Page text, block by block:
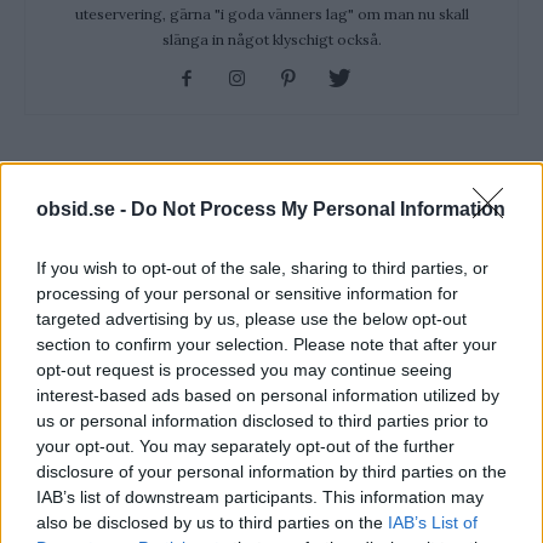
obsid.se - Do Not Process My Personal Information
If you wish to opt-out of the sale, sharing to third parties, or
processing of your personal or sensitive information for
targeted advertising by us, please use the below opt-out
section to confirm your selection. Please note that after your
opt-out request is processed you may continue seeing
interest-based ads based on personal information utilized by
us or personal information disclosed to third parties prior to
your opt-out. You may separately opt-out of the further
disclosure of your personal information by third parties on the
IAB’s list of downstream participants. This information may
also be disclosed by us to third parties on the IAB’s List of
uteservering, gärna "i goda vänners lag" om man nu skall
slänga in något klyschigt också.
Vad Är Blue Balls? Och Varför Får
Man Det Egentligen?
6 Sätt Att Stärka Vår Intelligens